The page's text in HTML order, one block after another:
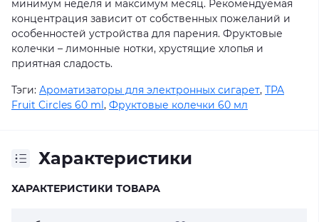
минимум неделя и максимум месяц. Рекомендуемая
концентрация зависит от собственных пожеланий и
особенностей устройства для парения. Фруктовые
колечки – лимонные нотки, хрустящие хлопья и
приятная сладость.
Тэги: Ароматизаторы для электронных сигарет, TPA
Fruit Circles 60 ml, Фруктовые колечки 60 мл
Характеристики
ХАРАКТЕРИСТИКИ ТОВАРА